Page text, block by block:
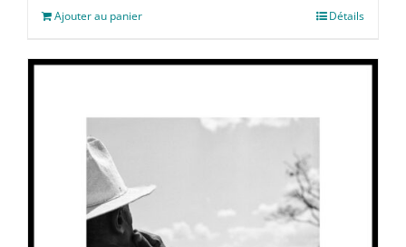
Ajouter au panier Détails